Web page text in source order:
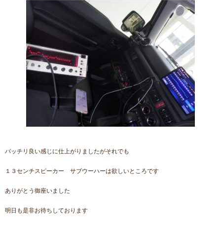
バッチリ良い感じに仕上がりましたがそれでも
１３センチスピーカー サブウーハーは欲しいところです
ありがとう御座いました
明日も是非お待ちしております